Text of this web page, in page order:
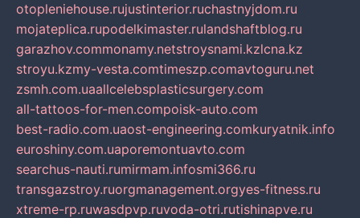
otopleniehouse.rujustinterior.ruchastnyjdom.ru
mojateplica.rupodelkimaster.rulandshaftblog.ru
garazhov.commonamy.netstroysnami.kzlcna.kz
stroyu.kzmy-vesta.comtimeszp.comavtoguru.net
zsmh.com.uaallcelebsplasticsurgery.com
all-tattoos-for-men.compoisk-auto.com
best-radio.com.uaost-engineering.comkuryatnik.info
euroshiny.com.uaporemontuavto.com
searchus-nauti.rumirmam.infosmi366.ru
transgazstroy.ruorgmanagement.orgyes-fitness.ru
xtreme-rp.ruwasdpvp.ruvoda-otri.rutishinapve.ru